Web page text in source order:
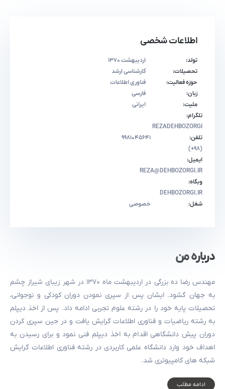
اطلاعات شخصی
تولد:
اردیبهشت ۱۳۷۰
تحصیلات:
کارشناسی ارشد
حوزه فعالیت:
فناوری اطلاعات
زبان:
فارسی
ملیت:
ایرانی
تلگرام:
REZADEHBOZORGI
تلفن:
۹۹۸۱۰۴۵۶۴۱
(۹۸+)
ایمیل:
REZA@DEHBOZORGI.IR
وبگاه:
DEHBOZORGI.IR
شغل:
خصوصی
درباره من
مهندس رضا ده بزرگی در اردیبهشت ماه ۱۳۷۰ در شهر زیبای شیراز چشم
به جهان گشود. ایشان پس از سپری نمودن دوران کودکی و نوجوانی،
تحصیلات پایه خود را در رشته علوم تجربی ادامه داد. پس از اخذ دیپلم
به رشته ریاضیات و فناوری اطلاعات گرایش یافت و در حین سپری کردن
دوران پیش دانشگاهی اقدام به اخذ دیپلم فنی نمود و برای رسیدن به
اهداف خود وارد دانشگاه علمی کاربردی در رشته فناوری اطلاعات گرایش
شبکه های کامپیوتری شد.
ادامه مطلب